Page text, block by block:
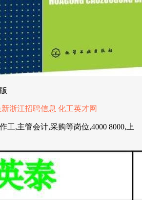
工,主管会计,采购等岗位,4000 8000,上